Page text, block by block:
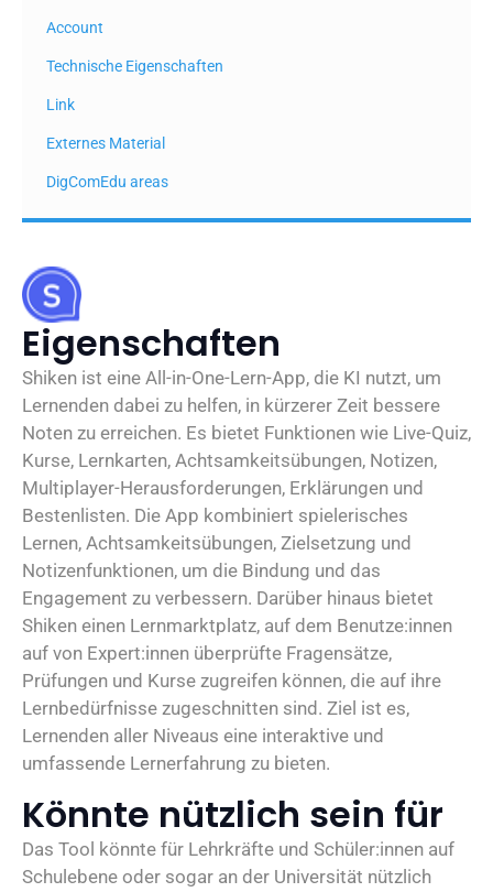
Account
Technische Eigenschaften
Link
Externes Material
DigComEdu areas
Eigenschaften
Shiken ist eine All-in-One-Lern-App, die KI nutzt, um
Lernenden dabei zu helfen, in kürzerer Zeit bessere
Noten zu erreichen. Es bietet Funktionen wie Live-Quiz,
Kurse, Lernkarten, Achtsamkeitsübungen, Notizen,
Multiplayer-Herausforderungen, Erklärungen und
Bestenlisten. Die App kombiniert spielerisches
Lernen, Achtsamkeitsübungen, Zielsetzung und
Notizenfunktionen, um die Bindung und das
Engagement zu verbessern. Darüber hinaus bietet
Shiken einen Lernmarktplatz, auf dem Benutze:innen
auf von Expert:innen überprüfte Fragensätze,
Prüfungen und Kurse zugreifen können, die auf ihre
Lernbedürfnisse zugeschnitten sind. Ziel ist es,
Lernenden aller Niveaus eine interaktive und
umfassende Lernerfahrung zu bieten.
Könnte nützlich sein für
Das Tool könnte für Lehrkräfte und Schüler:innen auf
Schulebene oder sogar an der Universität nützlich